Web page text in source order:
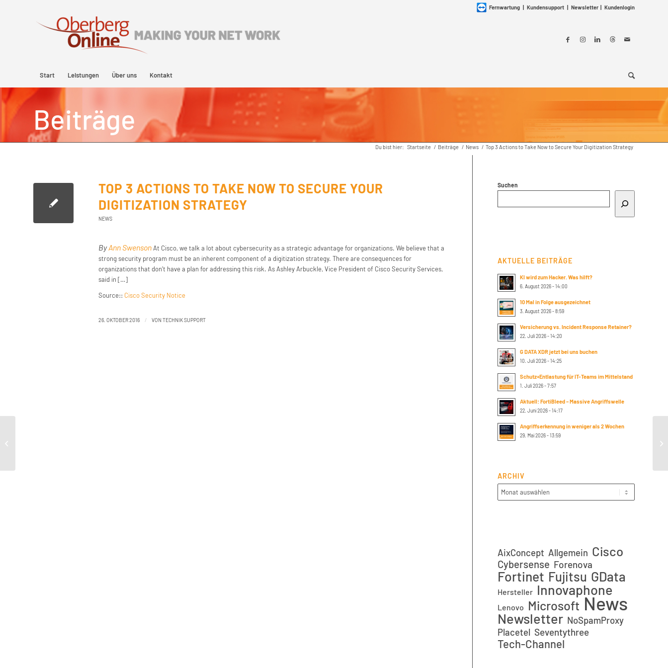
Fernwartung | Kundensupport | Newsletter | Kundenlogin
Start Leistungen Über uns Kontakt
Beiträge
Du bist hier: Startseite / Beiträge / News / Top 3 Actions to Take Now to Secure Your Digitization Strategy
TOP 3 ACTIONS TO TAKE NOW TO SECURE YOUR
DIGITIZATION STRATEGY
NEWS
ByAnn SwensonAt Cisco, we talk a lot about cybersecurity as a strategic advantage for organizations. We believe that a
strong security program must be an inherent component of a digitization strategy. There are consequences for
organizations that don’t have a plan for addressing this risk. As Ashley Arbuckle, Vice President of Cisco Security Services,
said in […]
Source:: Cisco Security Notice
26. OKTOBER 2016 / VON TECHNIK SUPPORT
Suchen
AKTUELLE BEITRÄGE
KI wird zum Hacker. Was hilft?
6. August 2026 - 14:00
10 Mal in Folge ausgezeichnet
3. August 2026 - 8:59
Versicherung vs. Incident Response Retainer?
22. Juli 2026 - 14:20
G DATA XDR jetzt bei uns buchen
10. Juli 2026 - 14:25
Schutz+Entlastung für IT-Teams im Mittelstand
1. Juli 2026 - 7:57
Aktuell: FortiBleed – Massive Angriffswelle
22. Juni 2026 - 14:17
Angriffserkennung in weniger als 2 Wochen
29. Mai 2026 - 13:59
ARCHIV
AixConcept Allgemein Cisco
Cybersense Forenova
Fortinet Fujitsu GData
Hersteller Innovaphone
Lenovo Microsoft News
Newsletter NoSpamProxy
Placetel Seventythree
Tech-Channel